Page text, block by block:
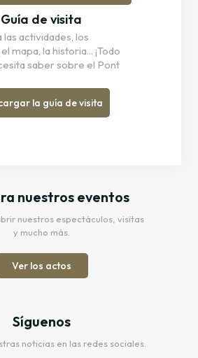
Guía de visita
actividades, los
mapa, la historia... ¡Todo
saber sobre el Pont
la guía de visita
nuestros eventos
nuestros espectáculos, visitas
y mucho más.
Ver los actos
Síguenos
noticias en las redes sociales.